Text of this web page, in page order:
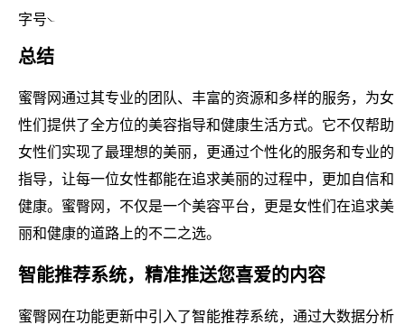
字号
总结
蜜臀网通过其专业的团队、丰富的资源和多样的服务，为女
性们提供了全方位的美容指导和健康生活方式。它不仅帮助
女性们实现了最理想的美丽，更通过个性化的服务和专业的
指导，让每一位女性都能在追求美丽的过程中，更加自信和
健康。蜜臀网，不仅是一个美容平台，更是女性们在追求美
丽和健康的道路上的不二之选。
智能推荐系统，精准推送您喜爱的内容
蜜臀网在功能更新中引入了智能推荐系统，通过大数据分析